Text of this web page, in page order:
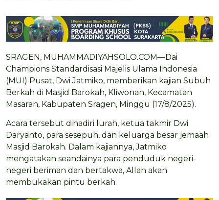
SRAGEN, MUHAMMADIYAHSOLO.COM—Dai
Champions Standardisasi Majelis Ulama Indonesia
(MUI) Pusat, Dwi Jatmiko, memberikan kajian Subuh
Berkah di Masjid Barokah, Kliwonan, Kecamatan
Masaran, Kabupaten Sragen, Minggu (17/8/2025).
Acara tersebut dihadiri lurah, ketua takmir Dwi
Daryanto, para sesepuh, dan keluarga besar jemaah
Masjid Barokah. Dalam kajiannya, Jatmiko
mengatakan seandainya para penduduk negeri-
negeri beriman dan bertakwa, Allah akan
membukakan pintu berkah.